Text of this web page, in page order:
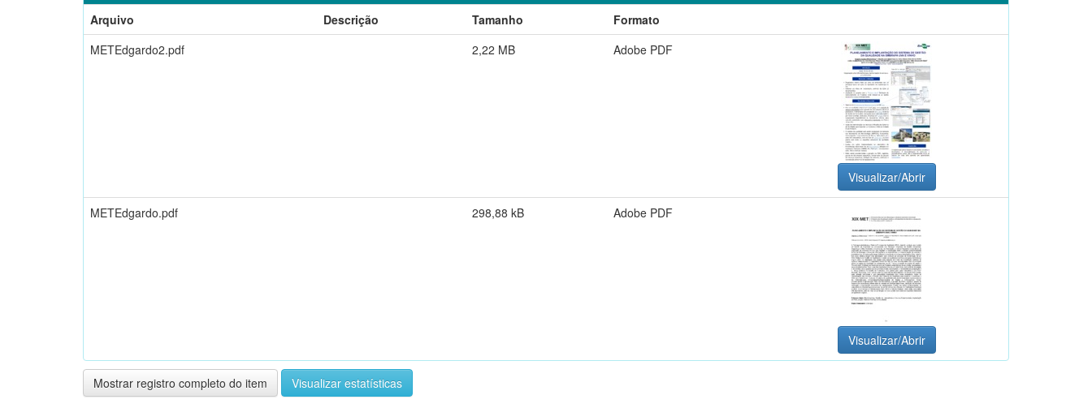
Arquivo
Descrição Tamanho
Formato
METEdgardo2.pdf
2,22 MB Adobe PDF
Visualizar/Abrir
METEdgardo.pdf 298,88 kB Adobe PDF
Visualizar/Abrir
Mostrar registro completo do item Visualizar estatísticas